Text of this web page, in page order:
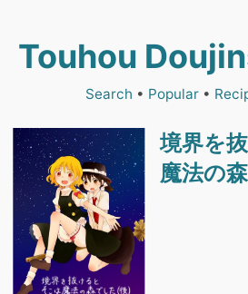
Touhou
Search • Popular•
境界を
魔法の